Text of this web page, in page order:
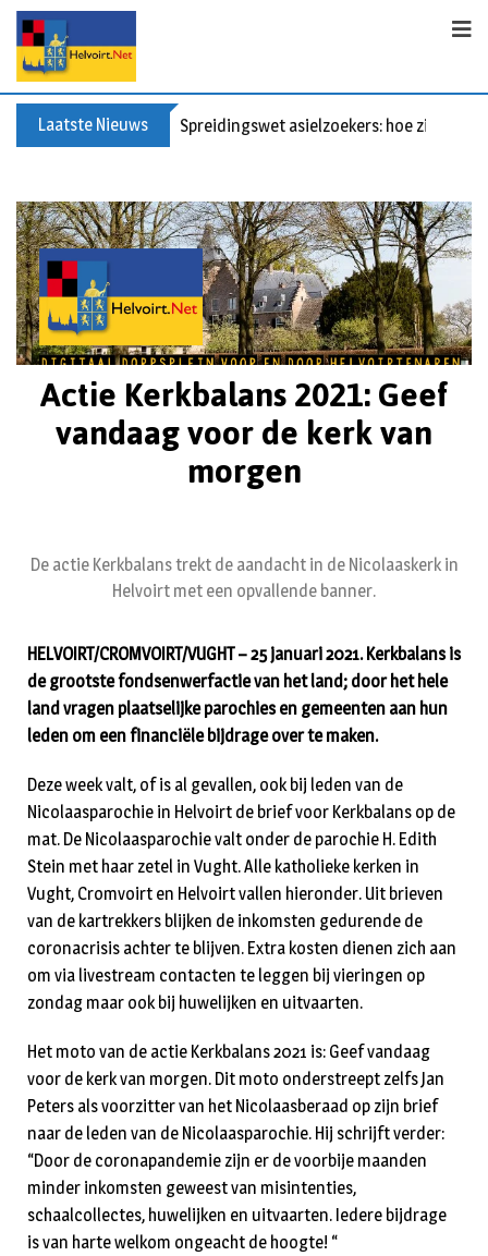
Laatste Nieuws Spreidingswet asielzoekers: hoe zit dat?
Actie Kerkbalans 2021: Geef
vandaag voor de kerk van
morgen
De actie Kerkbalans trekt de aandacht in de Nicolaaskerk in
Helvoirt met een opvallende banner.
HELVOIRT/CROMVOIRT/VUGHT – 25 januari 2021. Kerkbalans is
de grootste fondsenwerfactie van het land; door het hele
land vragen plaatselijke parochies en gemeenten aan hun
leden om een financiële bijdrage over te maken.
Deze week valt, of is al gevallen, ook bij leden van de
Nicolaasparochie in Helvoirt de brief voor Kerkbalans op de
mat. De Nicolaasparochie valt onder de parochie H. Edith
Stein met haar zetel in Vught. Alle katholieke kerken in
Vught, Cromvoirt en Helvoirt vallen hieronder. Uit brieven
van de kartrekkers blijken de inkomsten gedurende de
coronacrisis achter te blijven. Extra kosten dienen zich aan
om via livestream contacten te leggen bij vieringen op
zondag maar ook bij huwelijken en uitvaarten.
Het moto van de actie Kerkbalans 2021 is: Geef vandaag
voor de kerk van morgen. Dit moto onderstreept zelfs Jan
Peters als voorzitter van het Nicolaasberaad op zijn brief
naar de leden van de Nicolaasparochie. Hij schrijft verder:
“Door de coronapandemie zijn er de voorbije maanden
minder inkomsten geweest van misintenties,
schaalcollectes, huwelijken en uitvaarten. Iedere bijdrage
is van harte welkom ongeacht de hoogte! “